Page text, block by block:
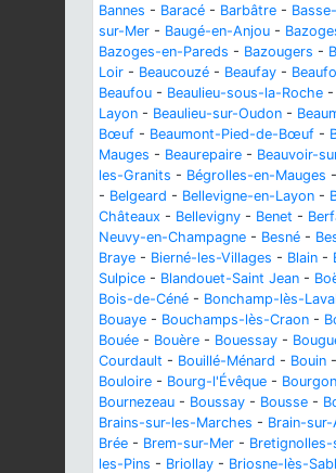
Bannes - Baracé - Barbâtre -
sur-Mer - Baugé-en-Anjou -
Bazoges-en-Pareds - Bazougers -
Loir - Beaucouzé - Beaufay -
Beaufou - Beaulieu-sous-la-Roche -
Layon - Beaulieu-sur-Oudon -
Bœuf - Beaumont-Pied-de-Bœuf -
Mauges - Beaurepaire - Beauvoir-
les-Granits - Bégrolles-en-Mauges -
- Belgeard - Bellevigne-en-Layon -
Châteaux - Bellevigny - Benet -
Neuvy-en-Champagne - Besné -
Braye - Bierné-les-Villages - Blain -
Sulpice - Blandouet-Saint Jean -
Bois-de-Céné - Bonchamp-lès-Laval
Bouaye - Bouchamps-lès-Craon -
Bouée - Bouère - Bouessay -
Courdault - Bouillé-Ménard - Bouin -
Bouloire - Bourg-l'Évêque - Bourgon
Bournezeau - Boussay - Bousse -
Brains-sur-les-Marches - Brain-sur-
Brée - Brem-sur-Mer -
les-Pins - Briollay - Briosne-lès-